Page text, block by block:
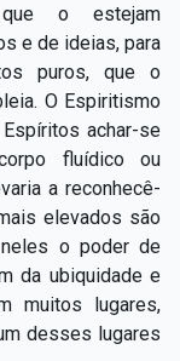
o estejam
e de ideias, para
puros, que o
O Espiritismo
achar-se
fluídico ou
a reconhecê-
elevados são
o poder de
da ubiquidade e
muitos lugares,
desses lugares